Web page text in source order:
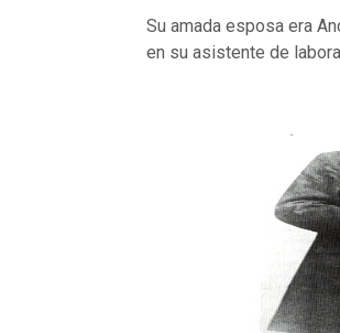
Su amada esposa era
en su asistente de